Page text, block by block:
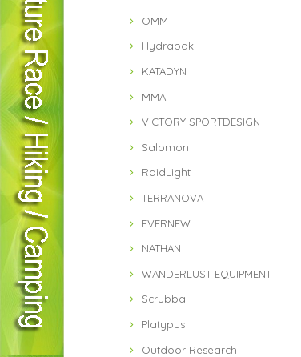
OMM
Hydrapak
KATADYN
MMA
VICTORY SPORTDESIGN
Salomon
RaidLight
TERRANOVA
EVERNEW
NATHAN
WANDERLUST EQUIPMENT
Scrubba
Platypus
Outdoor Research